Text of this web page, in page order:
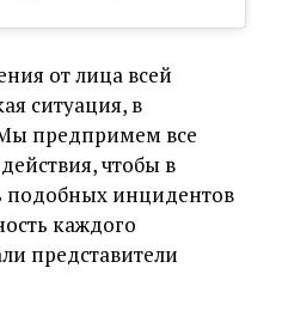
от лица всей
ситуация, в
предпримем все
чтобы в
подобных инцидентов
каждого
представители